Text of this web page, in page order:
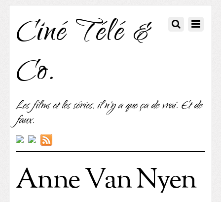
Ciné Télé &
Co.
Les films et les séries, il n'y a que ça de vrai. Et de
faux.
Anne Van Nyen